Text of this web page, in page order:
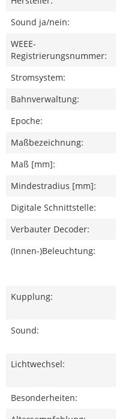
Sound ja/nein:
WEEE-
Registrierungsnummer:
Stromsystem:
Bahnverwaltung:
Epoche:
Maßbezeichnung:
Maß [mm]:
Mindestradius [mm]:
Digitale Schnittstelle:
Verbauter Decoder:
(Innen-)Beleuchtung:
Kupplung:
Sound:
Lichtwechsel:
Besonderheiten: